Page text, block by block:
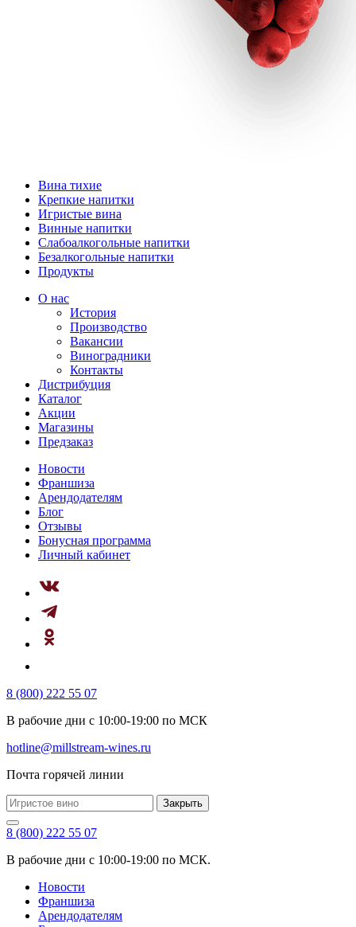
Вина тихие
Крепкие напитки
Игристые вина
Винные напитки
Слабоалкогольные напитки
Безалкогольные напитки
Продукты
О нас
История
Производство
Вакансии
Виноградники
Контакты
Дистрибуция
Каталог
Акции
Магазины
Предзаказ
Новости
Франшиза
Арендодателям
Блог
Отзывы
Бонусная программа
Личный кабинет
8 (800) 222 55 07
В рабочие дни с 10:00-19:00 по МСК
hotline@millstream-wines.ru
Почта горячей линии
Закрыть
8 (800) 222 55 07
В рабочие дни с 10:00-19:00 по МСК.
Новости
Франшиза
Арендодателям